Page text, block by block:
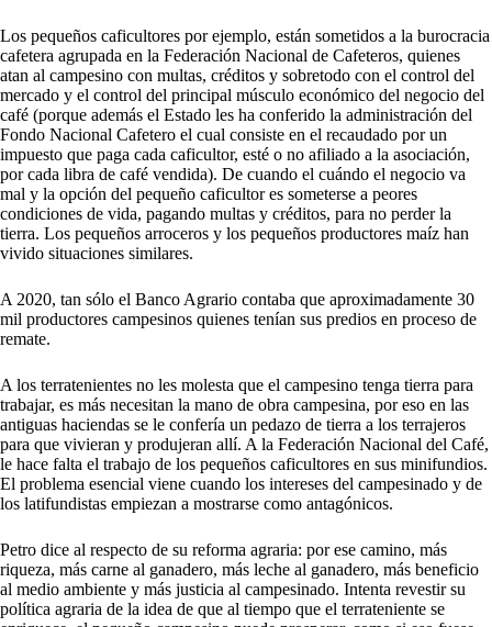
Los pequeños caficultores por ejemplo, están sometidos a la burocracia
cafetera agrupada en la Federación Nacional de Cafeteros, quienes
atan al campesino con multas, créditos y sobretodo con el control del
mercado y el control del principal músculo económico del negocio del
café (porque además el Estado les ha conferido la administración del
Fondo Nacional Cafetero el cual consiste en el recaudado por un
impuesto que paga cada caficultor, esté o no afiliado a la asociación,
por cada libra de café vendida). De cuando el cuándo el negocio va
mal y la opción del pequeño caficultor es someterse a peores
condiciones de vida, pagando multas y créditos, para no perder la
tierra. Los pequeños arroceros y los pequeños productores maíz han
vivido situaciones similares.
A 2020, tan sólo el Banco Agrario contaba que aproximadamente 30
mil productores campesinos quienes tenían sus predios en proceso de
remate.
A los terratenientes no les molesta que el campesino tenga tierra para
trabajar, es más necesitan la mano de obra campesina, por eso en las
antiguas haciendas se le confería un pedazo de tierra a los terrajeros
para que vivieran y produjeran allí. A la Federación Nacional del Café,
le hace falta el trabajo de los pequeños caficultores en sus minifundios.
El problema esencial viene cuando los intereses del campesinado y de
los latifundistas empiezan a mostrarse como antagónicos.
Petro dice al respecto de su reforma agraria: por ese camino, más
riqueza, más carne al ganadero, más leche al ganadero, más beneficio
al medio ambiente y más justicia al campesinado. Intenta revestir su
política agraria de la idea de que al tiempo que el terrateniente se